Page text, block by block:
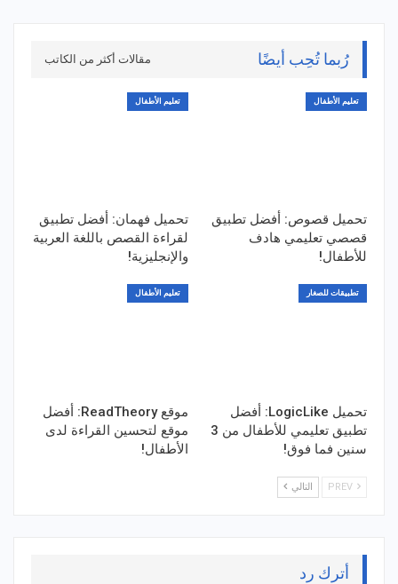
رُبما تُحِب أيضًا مقالات أكثر من الكاتب
تعليم الأطفال
تحميل قصوص: أفضل تطبيق
قصصي تعليمي هادف
للأطفال!
تعليم الأطفال
تحميل فهمان: أفضل تطبيق
لقراءة القصص باللغة العربية
والإنجليزية!
تطبيقات للصغار
تحميل LogicLike: أفضل
تطبيق تعليمي للأطفال من 3
سنين فما فوق!
تعليم الأطفال
موقع ReadTheory: أفضل
موقع لتحسين القراءة لدى
الأطفال!
التالي
أترك رد